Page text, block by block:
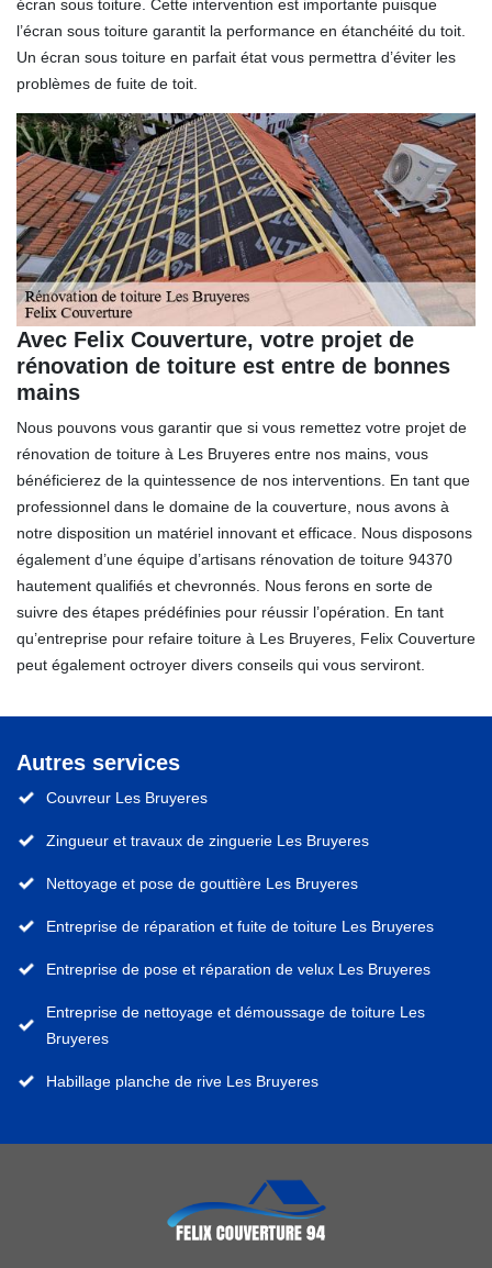
écran sous toiture. Cette intervention est importante puisque
l’écran sous toiture garantit la performance en étanchéité du toit.
Un écran sous toiture en parfait état vous permettra d’éviter les
problèmes de fuite de toit.
Avec Felix Couverture, votre projet de
rénovation de toiture est entre de bonnes
mains
Nous pouvons vous garantir que si vous remettez votre projet de
rénovation de toiture à Les Bruyeres entre nos mains, vous
bénéficierez de la quintessence de nos interventions. En tant que
professionnel dans le domaine de la couverture, nous avons à
notre disposition un matériel innovant et efficace. Nous disposons
également d’une équipe d’artisans rénovation de toiture 94370
hautement qualifiés et chevronnés. Nous ferons en sorte de
suivre des étapes prédéfinies pour réussir l’opération. En tant
qu’entreprise pour refaire toiture à Les Bruyeres, Felix Couverture
peut également octroyer divers conseils qui vous serviront.
Autres services
Couvreur Les Bruyeres
Zingueur et travaux de zinguerie Les Bruyeres
Nettoyage et pose de gouttière Les Bruyeres
Entreprise de réparation et fuite de toiture Les Bruyeres
Entreprise de pose et réparation de velux Les Bruyeres
Entreprise de nettoyage et démoussage de toiture Les
Bruyeres
Habillage planche de rive Les Bruyeres